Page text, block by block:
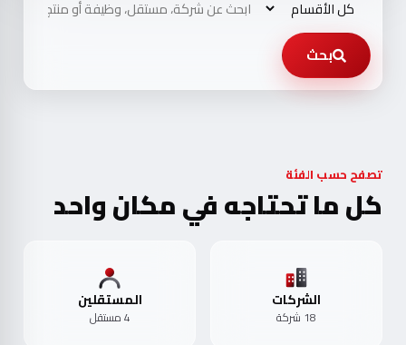
بحث
تصفح حسب الفئة
كل ما تحتاجه في مكان واحد
الشركات
18 شركة
المستقلين
4 مستقل